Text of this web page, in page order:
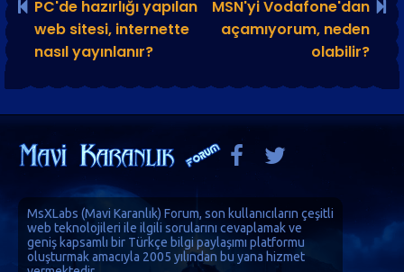
PC'de hazırlığı yapılan
web sitesi, internette
nasıl yayınlanır?
MSN'yi Vodafone'dan
açamıyorum, neden
olabilir?
MsXLabs (Mavi Karanlık) Forum, son kullanıcıların çeşitli
web teknolojileri ile ilgili sorularını cevaplamak ve
geniş kapsamlı bir Türkçe bilgi paylaşımı platformu
oluşturmak amacıyla 2005 yılından bu yana hizmet